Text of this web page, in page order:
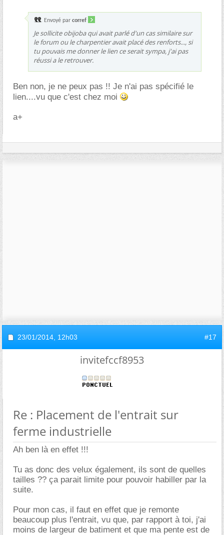
Envoyé par corref
Je sollicite obijoba qui avait parlé d'un cas similaire sur
le forum ou le charpentier avait placé des renforts..., si
tu pouvais me donner le lien ce serait sympa, j'ai pas
réussi a le retrouver.
Ben non, je ne peux pas !! Je n'ai pas spécifié le
lien....vu que c'est chez moi
a+
23/01/2014, 12h03 #17
invitefccf8953
Re : Placement de l'entrait sur
ferme industrielle
Ah ben là en effet !!!
Tu as donc des velux également, ils sont de quelles
tailles ?? ça parait limite pour pouvoir habiller par la
suite.
Pour mon cas, il faut en effet que je remonte
beaucoup plus l'entrait, vu que, par rapport à toi, j'ai
moins de largeur de batiment et que ma pente est de